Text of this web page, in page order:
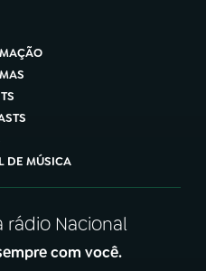
DE MÚSICA
rádio Nacional
com você.